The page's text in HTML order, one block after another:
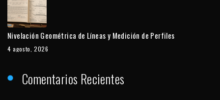
Nivelación Geométrica de Líneas y Medición de Perfiles
4 agosto, 2026
Comentarios Recientes